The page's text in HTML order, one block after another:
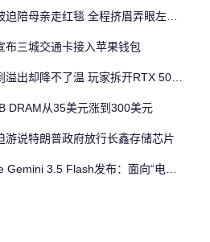
陪母亲走红毯 全程挤眉弄眼左右摇摆
布三城交通卡接入苹果钱包
出却降不了温 玩家拆开RTX 5090后傻眼
DRAM从35美元涨到300美元
游说特朗普政府放行长鑫存储芯片
3.5 Flash发布：面向“电脑操作”的智能体模型